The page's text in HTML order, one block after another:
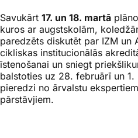
Savukārt 17. un 18. martā
kuros ar augstskolām,
paredzēts diskutēt par IZM un
cikliskas institucionālās
īstenošanai un sniegt
balstoties uz 28. februārī un
pieredzi no ārvalstu
pārstāvjiem.